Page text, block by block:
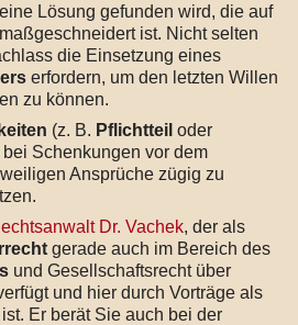
Lösung gefunden wird, die auf
ist. Nicht selten
die Einsetzung eines
erfordern, um den letzten Willen
zu können.
(z. B. Pflichtteil oder
bei Schenkungen vor dem
Ansprüche zügig zu
Dr. Vachek, der als
gerade auch im Bereich des
und Gesellschaftsrecht über
und hier durch Vorträge als
Er berät Sie auch bei der